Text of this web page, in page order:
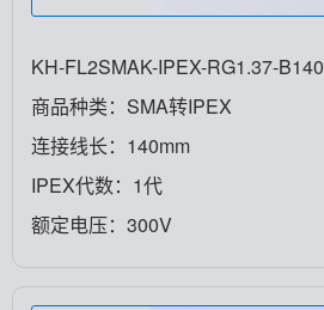
KH-FL2SMAK-IPEX-RG1.37-B140
商品种类：SMA转IPEX
连接线长：140mm
IPEX代数：1代
额定电压：300V